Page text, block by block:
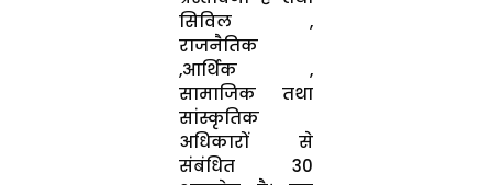
सिविल ,
राजनैतिक
,आर्थिक ,
सामाजिक तथा
सांस्कृतिक
अधिकारों से
संबंधित 30